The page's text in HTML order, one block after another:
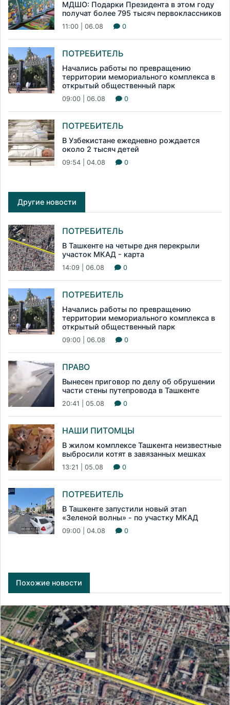
МДШО: Подарки Президента в этом году
получат более 795 тысяч первоклассников
11:00 | 06.08 0
ПОТРЕБИТЕЛЬ
Начались работы по превращению
территории мемориального комплекса в
открытый общественный парк
09:00 | 06.08 0
ПОТРЕБИТЕЛЬ
В Узбекистане ежедневно рождается
около 2 тысяч детей
09:54 | 04.08 0
Другие новости
ПОТРЕБИТЕЛЬ
В Ташкенте на четыре дня перекрыли
участок МКАД - карта
14:09 | 06.08 0
ПОТРЕБИТЕЛЬ
Начались работы по превращению
территории мемориального комплекса в
открытый общественный парк
09:00 | 06.08 0
ПРАВО
Вынесен приговор по делу об обрушении
части стены путепровода в Ташкенте
20:41 | 05.08 0
НАШИ ПИТОМЦЫ
В жилом комплексе Ташкента неизвестные
выбросили котят в завязанных мешках
13:21 | 05.08 0
ПОТРЕБИТЕЛЬ
В Ташкенте запустили новый этап
«Зеленой волны» - по участку МКАД
09:00 | 04.08 0
Похожие новости